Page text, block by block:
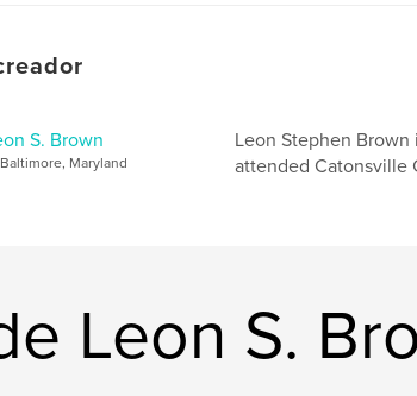
S. Brown
Baltimore, Maryland
Leon Stephen Brown
attended Catonsville
Leon S.